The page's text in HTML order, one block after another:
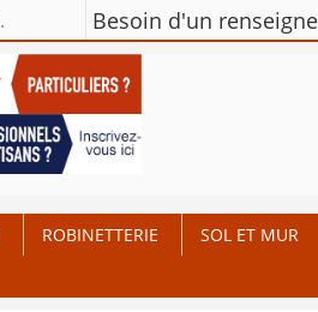
Besoin d'un
ROBINETTERIE SOL ET MUR